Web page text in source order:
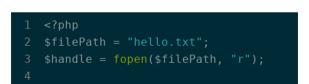
<?php
$filePath =
"hello.txt" ;
$handle = fopen ($filePath, "r" );